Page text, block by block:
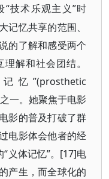
“技术乐观主义”时
记忆共享的范围、
的了解和感受两个
解和社会团结。
忆”(prosthetic
一。她聚焦于电影
影的普及打破了群
电影体会他者的经
“义体记忆”。[17]电
产生，而全球化的